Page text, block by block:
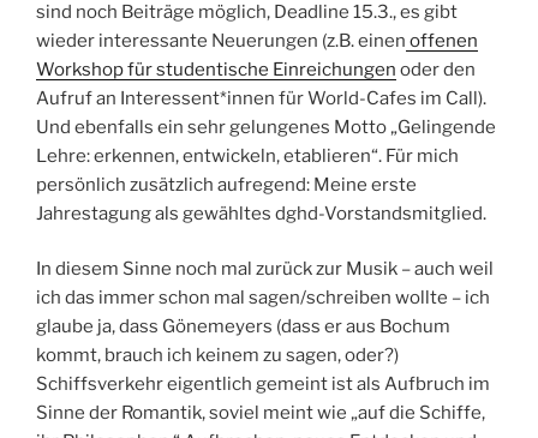
sind noch Beiträge möglich, Deadline 15.3., es gibt
wieder interessante Neuerungen (z.B. einen offenen
Workshop für studentische Einreichungen oder den
Aufruf an Interessent*innen für World-Cafes im Call).
Und ebenfalls ein sehr gelungenes Motto „Gelingende
Lehre: erkennen, entwickeln, etablieren“. Für mich
persönlich zusätzlich aufregend: Meine erste
Jahrestagung als gewähltes dghd-Vorstandsmitglied.
In diesem Sinne noch mal zurück zur Musik – auch weil
ich das immer schon mal sagen/schreiben wollte – ich
glaube ja, dass Gönemeyers (dass er aus Bochum
kommt, brauch ich keinem zu sagen, oder?)
Schiffsverkehr eigentlich gemeint ist als Aufbruch im
Sinne der Romantik, soviel meint wie „auf die Schiffe,